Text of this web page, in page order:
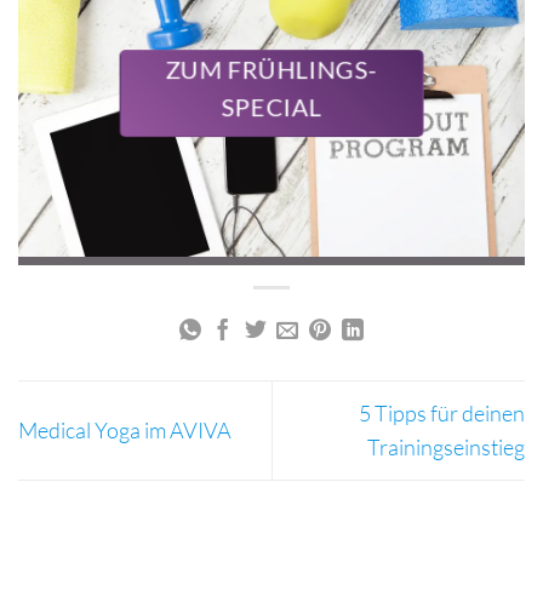
ZUM FRÜHLINGS-
SPECIAL
Medical Yoga im AVIVA
5 Tipps für deinen
Trainingseinstieg